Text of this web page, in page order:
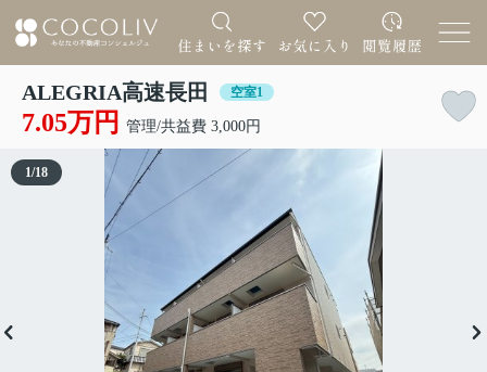
ALEGRIA高速長田 空室1
7.05万円 管理/共益費 3,000円
1/18